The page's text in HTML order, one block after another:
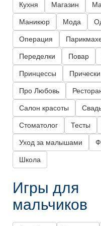
Кухня Магазин
Маникюр Мода
Операция
Переделки Повар
Принцессы Прически
Про Любовь
Салон красоты
Стоматолог Тесты
Уход за малышами
Школа
Игры для
мальчиков